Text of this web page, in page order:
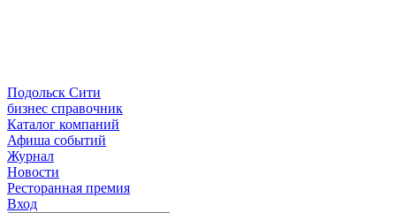
Подольск Сити
бизнес справочник
Каталог компаний
Афиша событий
Журнал
Новости
Ресторанная премия
Вход